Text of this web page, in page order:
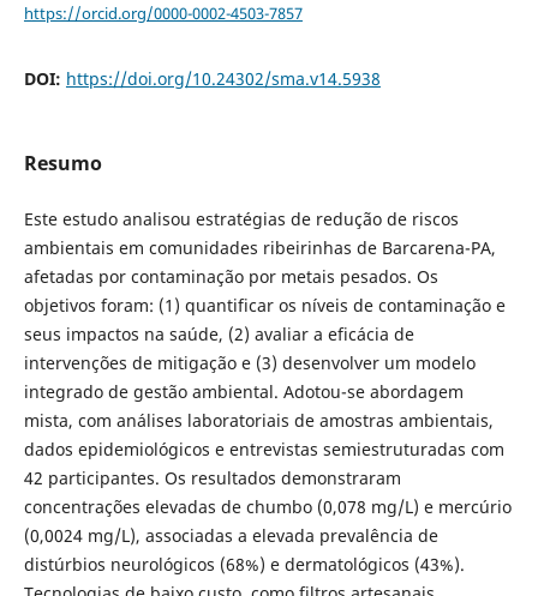
https://orcid.org/0000-0002-4503-7857
DOI: https://doi.org/10.24302/sma.v14.5938
Resumo
Este estudo analisou estratégias de redução de riscos
ambientais em comunidades ribeirinhas de Barcarena-PA,
afetadas por contaminação por metais pesados. Os
objetivos foram: (1) quantificar os níveis de contaminação e
seus impactos na saúde, (2) avaliar a eficácia de
intervenções de mitigação e (3) desenvolver um modelo
integrado de gestão ambiental. Adotou-se abordagem
mista, com análises laboratoriais de amostras ambientais,
dados epidemiológicos e entrevistas semiestruturadas com
42 participantes. Os resultados demonstraram
concentrações elevadas de chumbo (0,078 mg/L) e mercúrio
(0,0024 mg/L), associadas a elevada prevalência de
distúrbios neurológicos (68%) e dermatológicos (43%).